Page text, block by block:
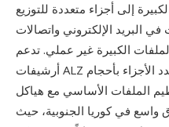
إلى أجزاء متعددة للتوزيع
البريد الإلكتروني واتصالات
الكبيرة غير عملي. تدعم
أرشيفات ALZ ضغط الملفات والتقسيم متعدد الأجزاء بأحجام
الملفات الأساسي مع هياكل
واسع في كوريا الجنوبية، حيث